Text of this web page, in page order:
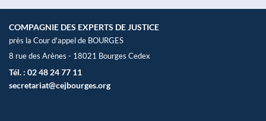
COMPAGNIE DES EXPERTS DE JUSTICE
près la Cour d'appel de BOURGES
8 rue des Arènes - 18021 Bourges Cedex
Tél. : 02 48 24 77 11
secretariat@cejbourges.org